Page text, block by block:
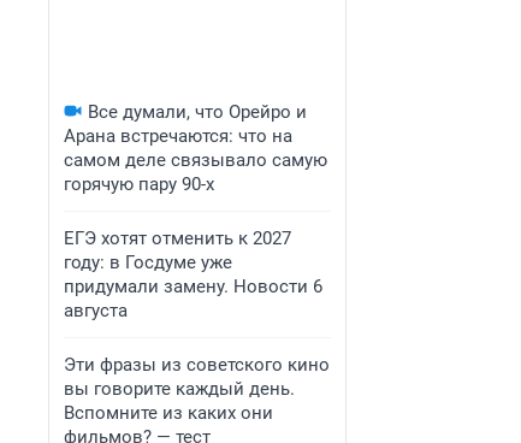
Все думали, что Орейро и
Арана встречаются: что на
самом деле связывало самую
горячую пару 90-х
ЕГЭ хотят отменить к 2027
году: в Госдуме уже
придумали замену. Новости 6
августа
Эти фразы из советского кино
вы говорите каждый день.
Вспомните из каких они
фильмов? — тест